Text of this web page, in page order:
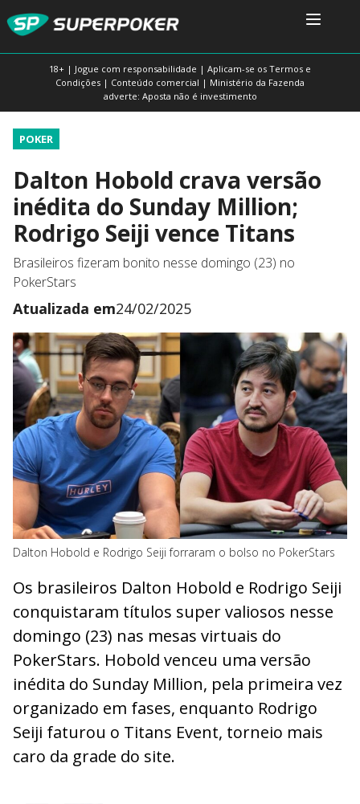
18+ | Jogue com responsabilidade | Aplicam-se os Termos e
Condições | Conteúdo comercial | Ministério da Fazenda
adverte: Aposta não é investimento
POKER
Dalton Hobold crava versão
inédita do Sunday Million;
Rodrigo Seiji vence Titans
Brasileiros fizeram bonito nesse domingo (23) no
PokerStars
Atualizada em24/02/2025
Dalton Hobold e Rodrigo Seiji forraram o bolso no PokerStars
Os brasileiros Dalton Hobold e Rodrigo Seiji
conquistaram títulos super valiosos nesse
domingo (23) nas mesas virtuais do
PokerStars. Hobold venceu uma versão
inédita do Sunday Million, pela primeira vez
organizado em fases, enquanto Rodrigo
Seiji faturou o Titans Event, torneio mais
caro da grade do site.